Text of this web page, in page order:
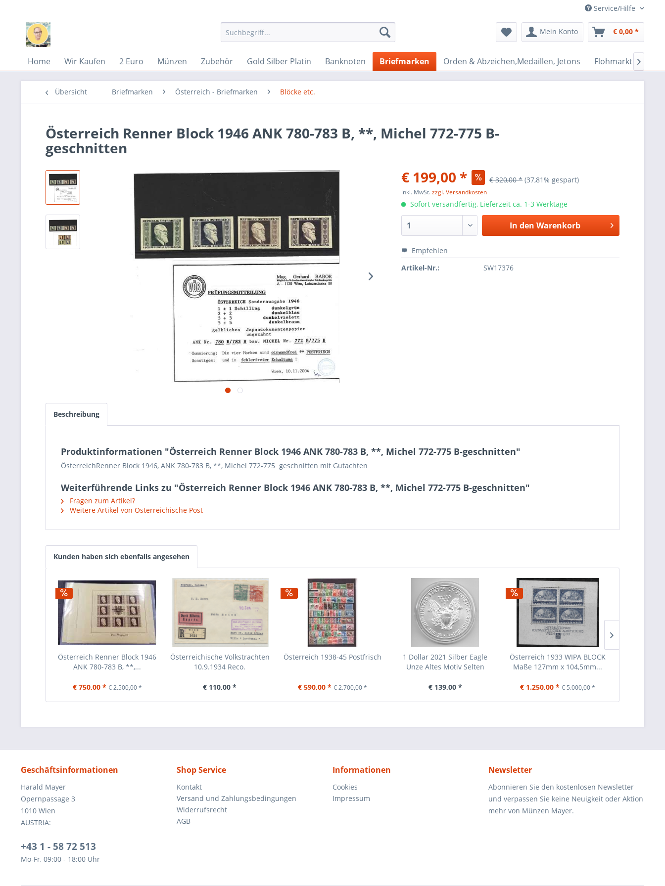
Service/Hilfe
Mein Konto € 0,00 *
Home Wir Kaufen 2 Euro Münzen Zubehör Gold Silber Platin Banknoten Briefmarken Orden & Abzeichen,Medaillen, Jetons Flohmarkt Bazar

Übersicht Briefmarken Österreich - Briefmarken Blöcke etc.
Österreich Renner Block 1946 ANK 780-783 B, **, Michel 772-775 B-
geschnitten
€ 199,00 *
€ 320,00 * (37,81% gespart)
inkl. MwSt.zzgl. Versandkosten
Sofort versandfertig, Lieferzeit ca. 1-3 Werktage
In den Warenkorb
Empfehlen
Artikel-Nr.:
SW17376
Beschreibung
Produktinformationen "Österreich Renner Block 1946 ANK 780-783 B, **, Michel 772-775 B-geschnitten"
ÖsterreichRenner Block 1946, ANK 780-783 B, **, Michel 772-775 geschnitten mit Gutachten
Weiterführende Links zu "Österreich Renner Block 1946 ANK 780-783 B, **, Michel 772-775 B-geschnitten"
Fragen zum Artikel?
Weitere Artikel von Österreichische Post
Kunden haben sich ebenfalls angesehen
Österreich Renner Block 1946
ANK 780-783 B, **,...
€ 750,00 * € 2.500,00 *
Österreichische Volkstrachten
10.9.1934 Reco.
€ 110,00 *
Österreich 1938-45 Postfrisch
€ 590,00 * € 2.700,00 *
1 Dollar 2021 Silber Eagle
Unze Altes Motiv Selten
€ 139,00 *
Österreich 1933 WIPA BLOCK
Maße 127mm x 104,5mm...
€ 1.250,00 * € 5.000,00 *
Geschäftsinformationen
Harald Mayer
Opernpassage 3
1010 Wien
AUSTRIA:
+43 1 - 58 72 513
Mo-Fr, 09:00 - 18:00 Uhr
Shop Service
Kontakt
Versand und Zahlungsbedingungen
Widerrufsrecht
AGB
Informationen
Cookies
Impressum
Newsletter
Abonnieren Sie den kostenlosen Newsletter
und verpassen Sie keine Neuigkeit oder Aktion
mehr von Münzen Mayer.